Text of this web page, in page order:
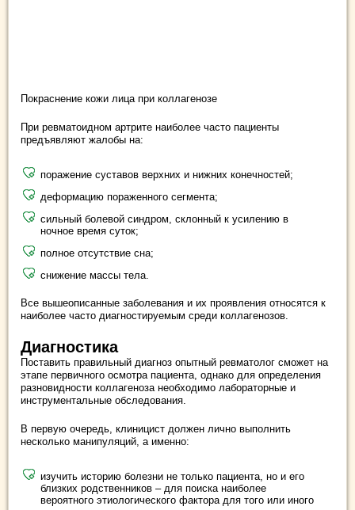
Покраснение кожи лица при коллагенозе
При ревматоидном артрите наиболее часто пациенты
предъявляют жалобы на:
поражение суставов верхних и нижних конечностей;
деформацию пораженного сегмента;
сильный болевой синдром, склонный к усилению в
ночное время суток;
полное отсутствие сна;
снижение массы тела.
Все вышеописанные заболевания и их проявления относятся к
наиболее часто диагностируемым среди коллагенозов.
Диагностика
Поставить правильный диагноз опытный ревматолог сможет на
этапе первичного осмотра пациента, однако для определения
разновидности коллагеноза необходимо лабораторные и
инструментальные обследования.
В первую очередь, клиницист должен лично выполнить
несколько манипуляций, а именно:
изучить историю болезни не только пациента, но и его
близких родственников – для поиска наиболее
вероятного этиологического фактора для того или иного